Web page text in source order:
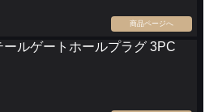
商品ページへ
ルゲートホールプラグ 3PC